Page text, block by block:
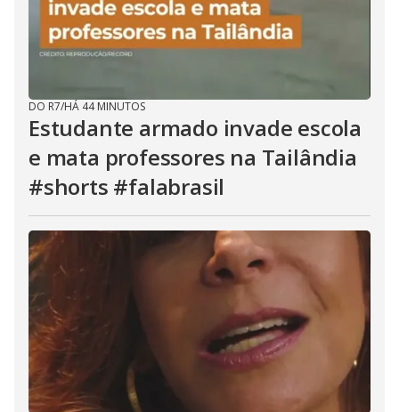
DO R7/HÁ 44 MINUTOS
Estudante armado invade escola
e mata professores na Tailândia
#shorts #falabrasil